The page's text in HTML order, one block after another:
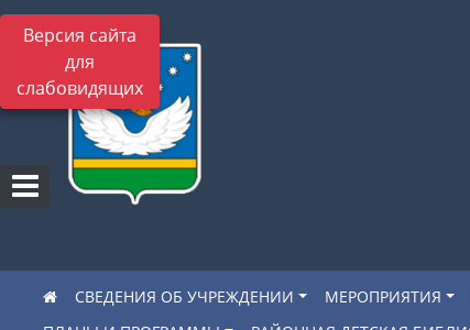
Версия сайта
для
слабовидящих
СВЕДЕНИЯ ОБ УЧРЕЖДЕНИИ МЕРОПРИЯТИЯ